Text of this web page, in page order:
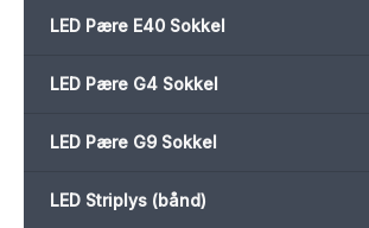
LED Pære E40 Sokkel
LED Pære G4 Sokkel
LED Pære G9 Sokkel
LED Striplys (bånd)